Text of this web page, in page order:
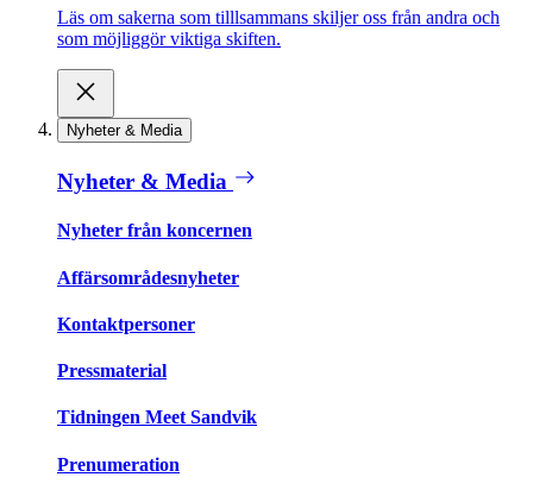
Läs om sakerna som tilllsammans skiljer oss från andra och
som möjliggör viktiga skiften.
Nyheter & Media
Nyheter & Media
Nyheter från koncernen
Affärsområdesnyheter
Kontaktpersoner
Pressmaterial
Tidningen Meet Sandvik
Prenumeration